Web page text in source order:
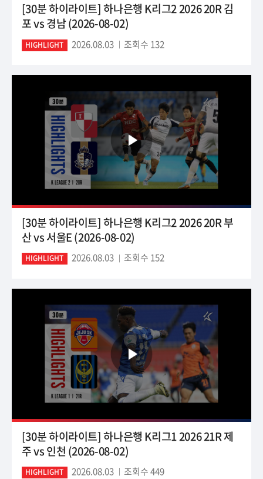
[30분 하이라이트] 하나은행 K리그2 2026 20R 김
포 vs 경남 (2026-08-02)
HIGHLIGHT 2026.08.03 조회수 132
[30분 하이라이트] 하나은행 K리그2 2026 20R 부
산 vs 서울E (2026-08-02)
HIGHLIGHT 2026.08.03 조회수 152
[30분 하이라이트] 하나은행 K리그1 2026 21R 제
주 vs 인천 (2026-08-02)
HIGHLIGHT 2026.08.03 조회수 449